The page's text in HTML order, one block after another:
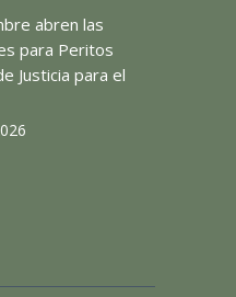
abren las
para Peritos
Justicia para el